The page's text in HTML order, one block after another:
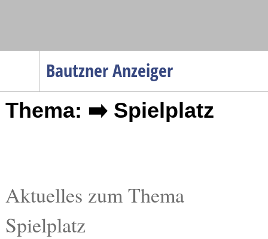
Bautzner Anzeiger
Menüpunkte
Startseite
Verkehr
Gesundheit
Thema: ➡️ Spielplatz
Aktuelles zum Thema
Spielplatz